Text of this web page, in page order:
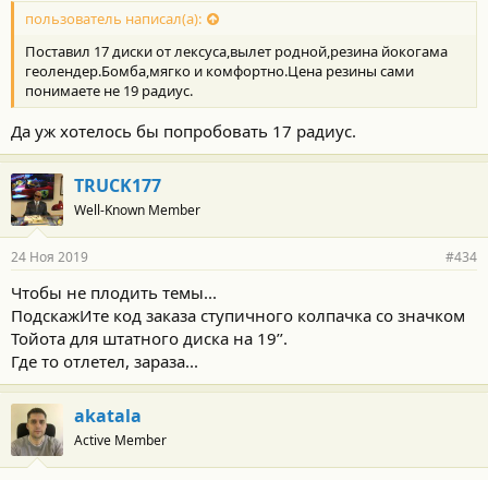
пользователь написал(а):
Поставил 17 диски от лексуса,вылет родной,резина йокогама
геолендер.Бомба,мягко и комфортно.Цена резины сами
понимаете не 19 радиус.
Да уж хотелось бы попробовать 17 радиус.
TRUCK177
Well-Known Member
24 Ноя 2019 #434
Чтобы не плодить темы...
ПодскажИте код заказа ступичного колпачка со значком
Тойота для штатного диска на 19’’.
Где то отлетел, зараза...
akatala
Active Member